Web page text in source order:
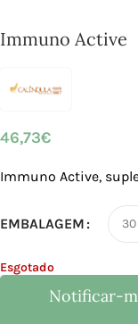
Immuno Active
46,73€
Immuno Active,
EMBALAGEM
Esgotado
Notificar-